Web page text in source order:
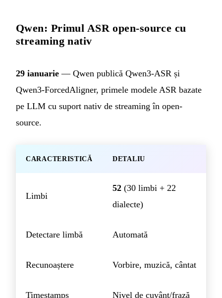
Qwen: Primul ASR open-source cu
streaming nativ
29 ianuarie — Qwen publică Qwen3-ASR și
Qwen3-ForcedAligner, primele modele ASR bazate
pe LLM cu suport nativ de streaming în open-
source.
CARACTERISTICĂ DETALIU
Limbi
52 (30 limbi + 22
dialecte)
Detectare limbă Automată
Recunoaștere Vorbire, muzică, cântat
Timestamps Nivel de cuvânt/frază